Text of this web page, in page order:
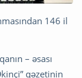
146 il
– əsası
qəzetinin